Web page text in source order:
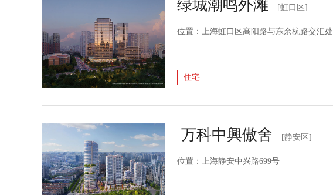
绿城潮鸣外滩 [虹口区]
位置：上海虹口区高阳路与东余杭路交汇处
住宅
万科中興傲舍 [静安区]
位置：上海静安中兴路699号